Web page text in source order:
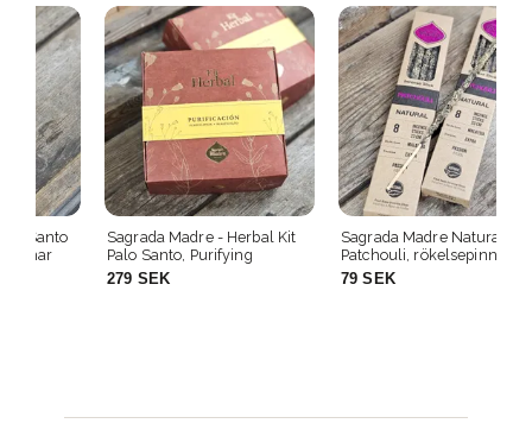
Sagrada Madre - Herbal Kit
Palo Santo, Purifying
279 SEK
Sagrada Madre Natural line -
Patchouli, rökelsepinnar